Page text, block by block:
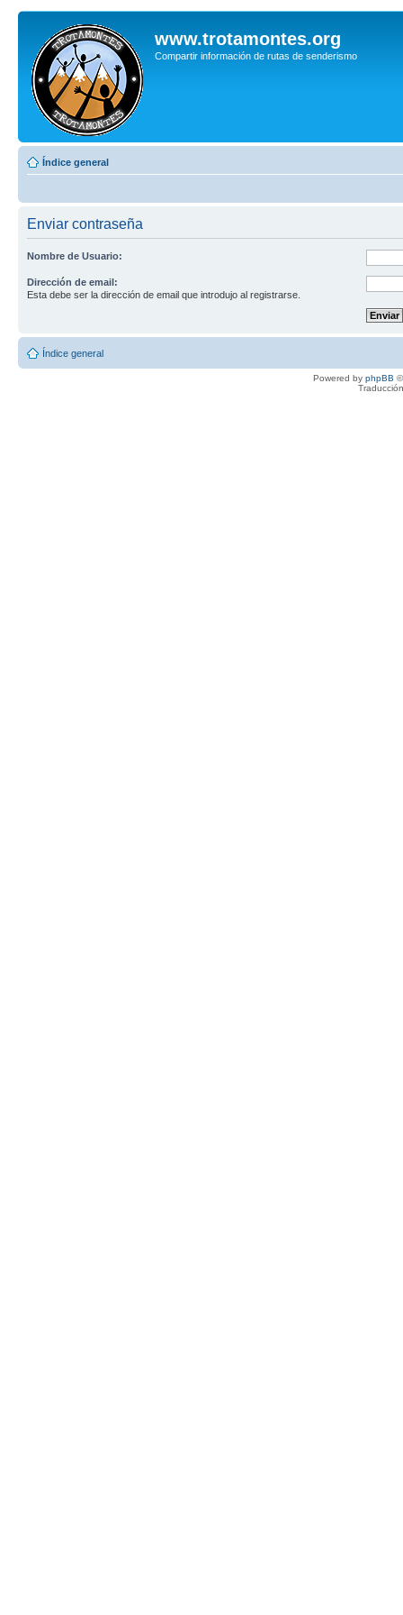
www.trotamontes.org
Compartir información de rutas de senderismo
Índice general
Enviar contraseña
Nombre de Usuario:
Dirección de email:
Esta debe ser la dirección de email que introdujo al registrarse.
Índice general
Powered by phpBB